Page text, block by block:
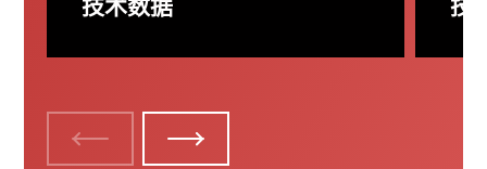
技术数据
技